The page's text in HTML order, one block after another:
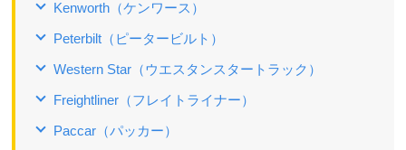
Kenworth（ケンワース）
Peterbilt（ピータービルト）
Western Star（ウエスタンスタートラック）
Freightliner（フレイトライナー）
Paccar（パッカー）